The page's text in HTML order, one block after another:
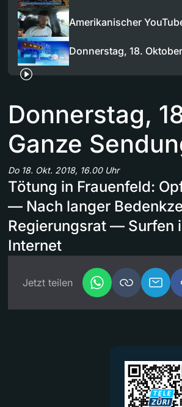
Amerikanischer
Donnerstag, 18.
Donnerstag,
Ganze
Do 18. Okt. 2018, 16.00 Uhr
Tötung in Frauenfeld:
— Nach langer
Regierungsrat — Surfen
Internet
Jetzt teilen